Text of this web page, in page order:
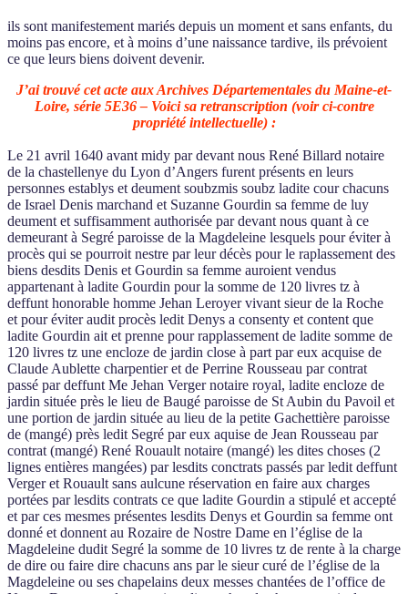
ils sont manifestement mariés depuis un moment et sans enfants, du
moins pas encore, et à moins d’une naissance tardive, ils prévoient
ce que leurs biens doivent devenir.
J’ai trouvé cet acte aux Archives Départementales du Maine-et-
Loire, série 5E36 – Voici sa retranscription (voir ci-contre
propriété intellectuelle) :
Le 21 avril 1640 avant midy par devant nous René Billard notaire
de la chastellenye du Lyon d’Angers furent présents en leurs
personnes establys et deument soubzmis soubz ladite cour chacuns
de Israel Denis marchand et Suzanne Gourdin sa femme de luy
deument et suffisamment authorisée par devant nous quant à ce
demeurant à Segré paroisse de la Magdeleine lesquels pour éviter à
procès qui se pourroit nestre par leur décès pour le raplassement des
biens desdits Denis et Gourdin sa femme auroient vendus
appartenant à ladite Gourdin pour la somme de 120 livres tz à
deffunt honorable homme Jehan Leroyer vivant sieur de la Roche
et pour éviter audit procès ledit Denys a consenty et content que
ladite Gourdin ait et prenne pour rapplassement de ladite somme de
120 livres tz une encloze de jardin close à part par eux acquise de
Claude Aublette charpentier et de Perrine Rousseau par contrat
passé par deffunt Me Jehan Verger notaire royal, ladite encloze de
jardin située près le lieu de Baugé paroisse de St Aubin du Pavoil et
une portion de jardin située au lieu de la petite Gachettière paroisse
de (mangé) près ledit Segré par eux aquise de Jean Rousseau par
contrat (mangé) René Rouault notaire (mangé) les dites choses (2
lignes entières mangées) par lesdits conctrats passés par ledit deffunt
Verger et Rouault sans aulcune réservation en faire aux charges
portées par lesdits contrats ce que ladite Gourdin a stipulé et accepté
et par ces mesmes présentes lesdits Denys et Gourdin sa femme ont
donné et donnent au Rozaire de Nostre Dame en l’église de la
Magdeleine dudit Segré la somme de 10 livres tz de rente à la charge
de dire ou faire dire chacuns ans par le sieur curé de l’église de la
Magdeleine ou ses chapelains deux messes chantées de l’office de